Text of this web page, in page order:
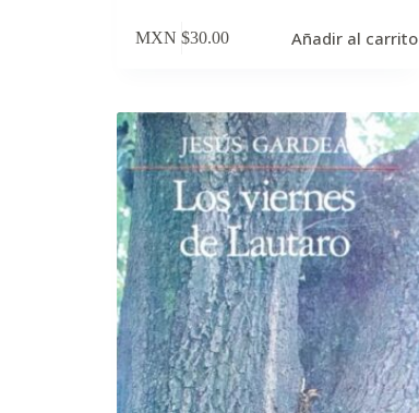
MXN $30.00 Añadir al carrito